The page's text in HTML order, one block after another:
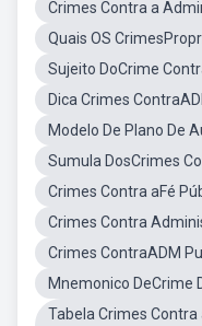
Crimes Contra a
Quais OS
Sujeito DoCrime
Dica Crimes
Modelo De Plano De
Sumula DosCrimes
Crimes Contra aFé
Crimes Contra
Crimes ContraADM
Mnemonico DeCrime
Tabela Crimes